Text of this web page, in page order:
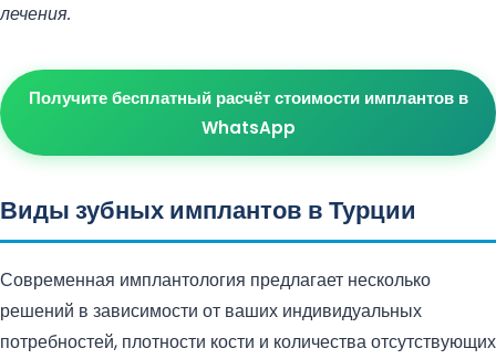
лечения.
Получите бесплатный расчёт стоимости имплантов в
WhatsApp
Виды зубных имплантов в Турции
Современная имплантология предлагает несколько
решений в зависимости от ваших индивидуальных
потребностей, плотности кости и количества отсутствующих